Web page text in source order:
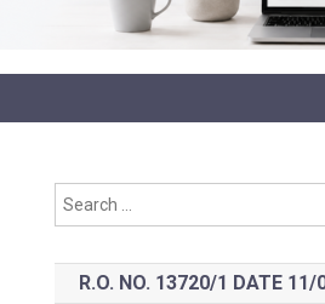
R.O. NO. 13720/1 DATE